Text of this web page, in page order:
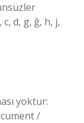
d, g, ğ, h, j,
yoktur:
/